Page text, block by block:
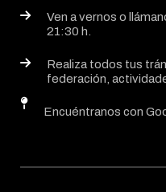
Ven a vernos o
21:30 h.
Realiza todos tus
federación,
Encuéntranos con